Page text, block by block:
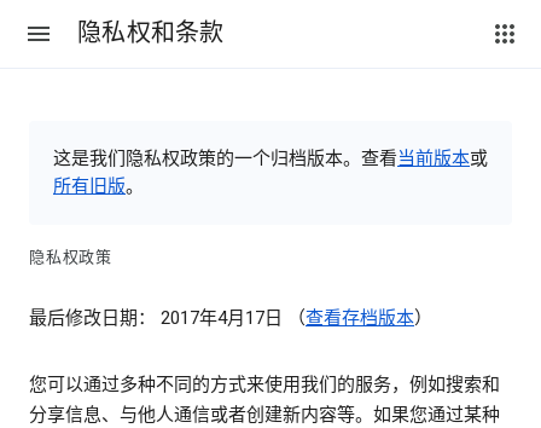
隐私权和条款
这是我们隐私权政策的一个归档版本。查看当前版本或
所有旧版。
隐私权政策
最后修改日期： 2017年4月17日 （查看存档版本）
您可以通过多种不同的方式来使用我们的服务，例如搜索和
分享信息、与他人通信或者创建新内容等。如果您通过某种